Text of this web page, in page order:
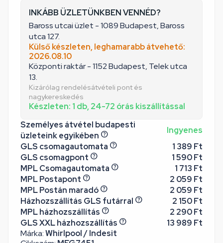
Márka:Whirlpool / Indesit
INKÁBB ÜZLETÜNKBEN VENNÉD?
Baross utcai üzlet - 1089 Budapest, Baross
utca 127.
Külső készleten, leghamarabb átvehető:
2026.08.10
Központi raktár - 1152 Budapest, Telek utca
13.
Kizárólag rendelésátvételi pont és
nagykereskedés
Készleten: 1 db, 24-72 órás kiszállítással
Személyes átvétel budapesti
üzleteink egyikében
Ingyenes
GLS csomagautomata
1 389 Ft
GLS csomagpont
1 590 Ft
MPL Csomagautomata
1 713 Ft
MPL Postapont
2 059 Ft
MPL Postán maradó
2 059 Ft
Házhozszállítás GLS futárral
2 150 Ft
MPL házhozszállítás
2 290 Ft
GLS XXL házhozszállítás
13 989 Ft